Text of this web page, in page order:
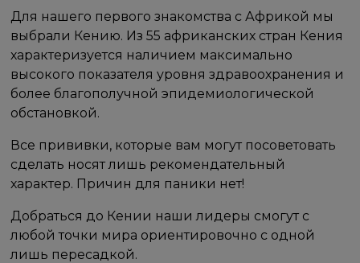
Для нашего первого знакомства с Африкой мы
выбрали Кению. Из 55 африканских стран Кения
характеризуется наличием максимально
высокого показателя уровня здравоохранения и
более благополучной эпидемиологической
обстановкой.
Все прививки, которые вам могут посоветовать
сделать носят лишь рекомендательный
характер. Причин для паники нет!
Добраться до Кении наши лидеры смогут с
любой точки мира ориентировочно с одной
лишь пересадкой.